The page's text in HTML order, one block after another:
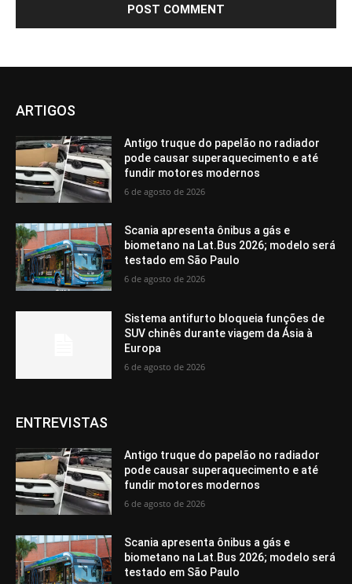
ARTIGOS
Antigo truque do papelão no radiador
pode causar superaquecimento e até
fundir motores modernos
6 de agosto de 2026
Scania apresenta ônibus a gás e
biometano na Lat.Bus 2026; modelo será
testado em São Paulo
6 de agosto de 2026
Sistema antifurto bloqueia funções de
SUV chinês durante viagem da Ásia à
Europa
6 de agosto de 2026
ENTREVISTAS
Antigo truque do papelão no radiador
pode causar superaquecimento e até
fundir motores modernos
6 de agosto de 2026
Scania apresenta ônibus a gás e
biometano na Lat.Bus 2026; modelo será
testado em São Paulo